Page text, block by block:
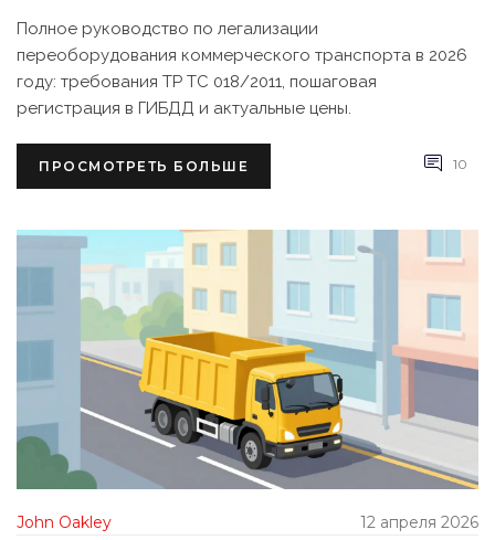
Полное руководство по легализации
переоборудования коммерческого транспорта в 2026
году: требования ТР ТС 018/2011, пошаговая
регистрация в ГИБДД и актуальные цены.
ПРОСМОТРЕТЬ БОЛЬШЕ 10
John Oakley 12 апреля 2026